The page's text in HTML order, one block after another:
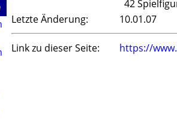
42
Letzte Änderung:
10.01.07
Link zu dieser Seite: https://